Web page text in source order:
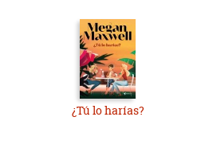
¿Tú lo harías?